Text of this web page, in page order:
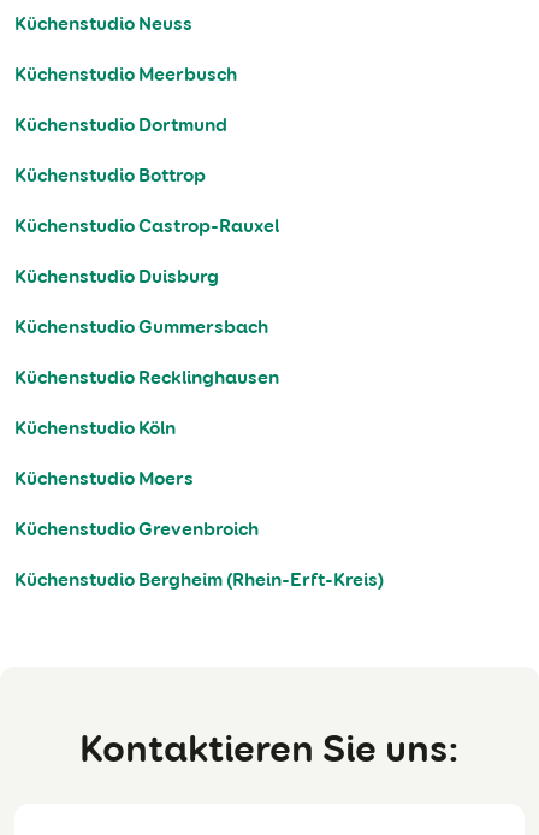
Küchenstudio Neuss
Küchenstudio Meerbusch
Küchenstudio Dortmund
Küchenstudio Bottrop
Küchenstudio Castrop-Rauxel
Küchenstudio Duisburg
Küchenstudio Gummersbach
Küchenstudio Recklinghausen
Küchenstudio Köln
Küchenstudio Moers
Küchenstudio Grevenbroich
Küchenstudio Bergheim (Rhein-Erft-Kreis)
Kontaktieren Sie uns: